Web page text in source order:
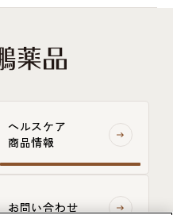
ヘルスケア
商品情報
お問い合わせ